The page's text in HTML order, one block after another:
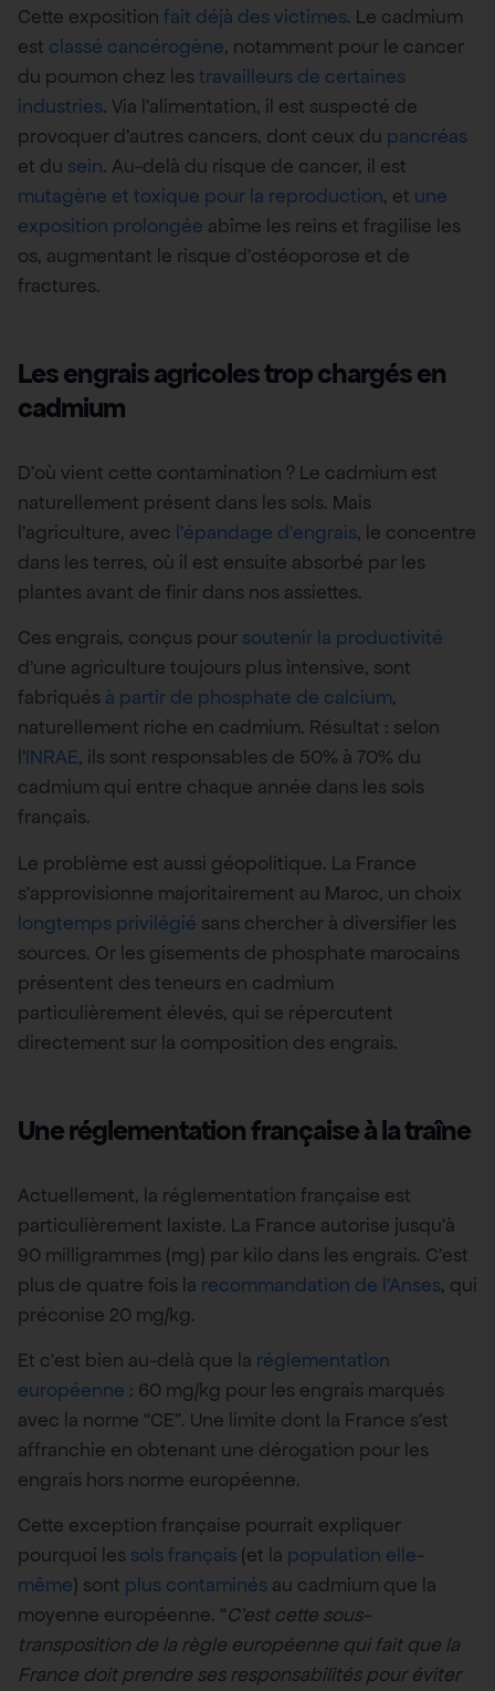
Cette exposition fait déjà des victimes. Le cadmium
est classé cancérogène, notamment pour le cancer
du poumon chez lestravailleurs de certaines
industries. Via l’alimentation, il est suspecté de
provoquer d’autres cancers, dont ceux du pancréas
et du sein. Au-delà du risque de cancer, il est
mutagène et toxique pour la reproduction, et une
exposition prolongée abîme les reins et fragilise les
os, augmentant le risque d’ostéoporose et de
fractures.
Les engrais agricoles trop chargés en
cadmium
D’où vient cette contamination ? Le cadmium est
naturellement présent dans les sols. Mais
l’agriculture, avec l’épandage d’engrais, le concentre
dans les terres, où il est ensuite absorbé par les
plantes avant de finir dans nos assiettes.
Ces engrais, conçus pour soutenir la productivité
d’une agriculture toujours plus intensive, sont
fabriqués à partir de phosphate de calcium,
naturellement riche en cadmium. Résultat : selon
l’INRAE, ils sont responsables de 50% à 70% du
cadmium qui entre chaque année dans les sols
français.
Le problème est aussi géopolitique. La France
s’approvisionne majoritairement au Maroc, un choix
longtemps privilégié sans chercher à diversifier les
sources. Or les gisements de phosphate marocains
présentent des teneurs en cadmium
particulièrement élevés, qui se répercutent
directement sur la composition des engrais.
Une réglementation française à la traîne
Actuellement, la réglementation française est
particulièrement laxiste. La France autorise jusqu’à
90 milligrammes (mg) par kilo dans les engrais. C’est
plus de quatre fois la recommandation de l’Anses, qui
préconise 20 mg/kg.
Et c’est bien au-delà que la réglementation
européenne : 60 mg/kg pour les engrais marqués
avec la norme “CE”. Une limite dont la France s’est
affranchie en obtenant une dérogation pour les
engrais hors norme européenne.
Cette exception française pourrait expliquer
pourquoi les sols français (et la population elle-
même) sont plus contaminés au cadmium que la
moyenne européenne. “C’est cette sous-
transposition de la règle européenne qui fait que la
France doit prendre ses responsabilités pour éviter